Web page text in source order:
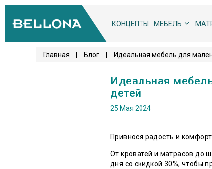
КОНЦЕПТЫ МЕБЕЛЬ
Главная Блог Идеальная мебель для
Идеальная
детей
25 Мая 2024
Привнося радость и
От кроватей и матрасов до
дня со скидкой 30%, чтобы